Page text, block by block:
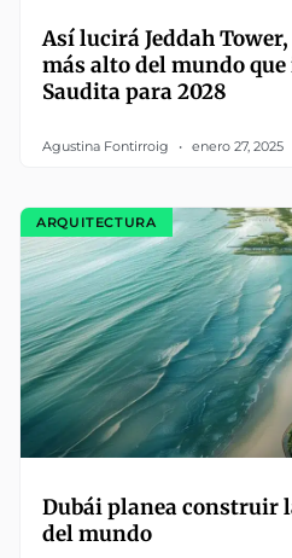
Así lucirá Jeddah
más alto del mundo
Saudita para 2028
Agustina Fontirroig enero 27, 2025
ARQUITECTURA
Dubái planea construir
del mundo